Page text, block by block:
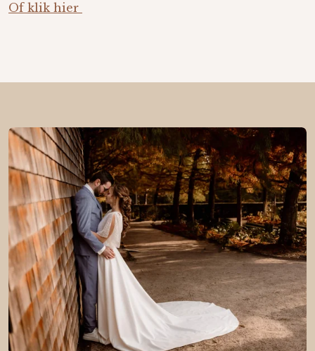
Of klik hier